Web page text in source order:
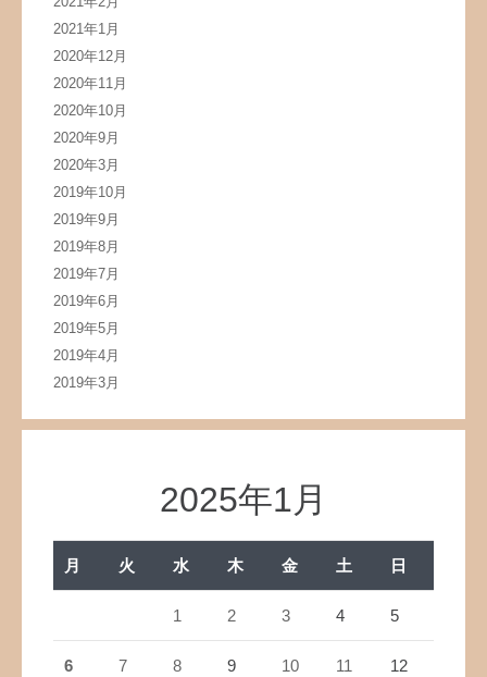
2021年1月
2020年12月
2020年11月
2020年10月
2020年9月
2020年3月
2019年10月
2019年9月
2019年8月
2019年7月
2019年6月
2019年5月
2019年4月
2019年3月
2025年1月
月 火 水 木 金 土 日
1 2 3 4 5
6 7 8 9 10 11 12